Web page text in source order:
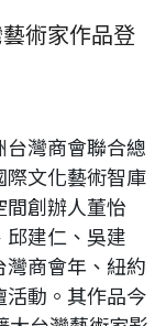
術家作品登
台灣商會聯合總
文化藝術智庫
創辦人董怡
建仁、吳建
商會年、紐約
活動。其作品今